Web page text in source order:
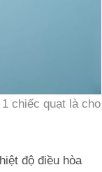
chiếc quạt là cho
độ điều hòa